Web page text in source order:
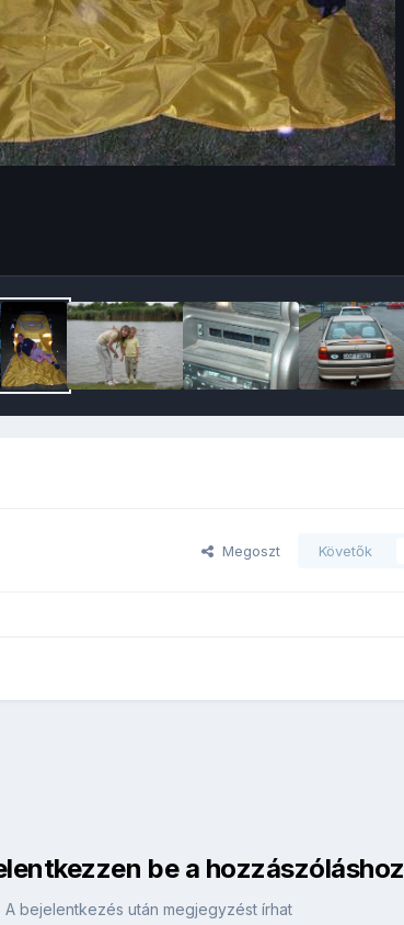
Megoszt Követők
be a hozzászóláshoz
A bejelentkezés után megjegyzést írhat